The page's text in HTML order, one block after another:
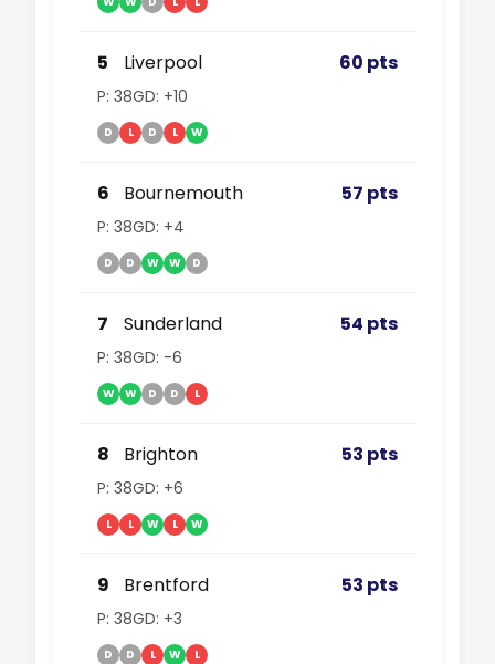
5 Liverpool 60 pts
P: 38GD: +10
D L D L W
6 Bournemouth 57 pts
P: 38GD: +4
D D W W D
7 Sunderland 54 pts
P: 38GD: -6
W W D D L
8 Brighton 53 pts
P: 38GD: +6
L L W L W
9 Brentford 53 pts
P: 38GD: +3
D D L W L